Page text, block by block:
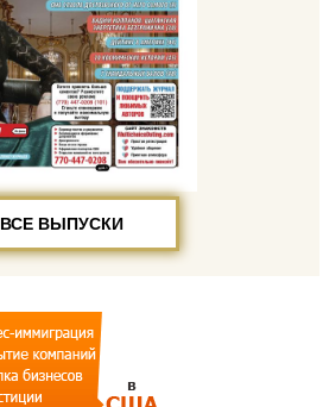
ВСЕ ВЫПУСКИ